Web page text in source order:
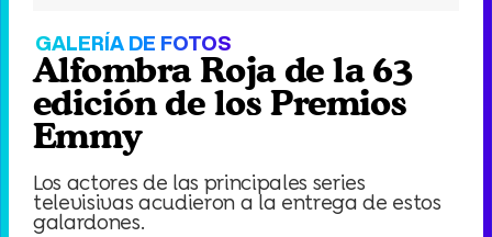
GALERÍA DE FOTOS
Alfombra Roja de la 63
edición de los Premios
Emmy
Los actores de las principales series
televisivas acudieron a la entrega de estos
galardones.